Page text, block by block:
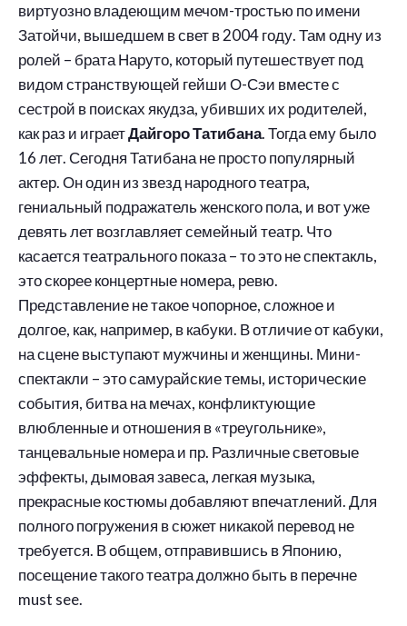
виртуозно владеющим мечом-тростью по имени
Затойчи, вышедшем в свет в 2004 году. Там одну из
ролей – брата Наруто, который путешествует под
видом странствующей гейши О-Сэи вместе с
сестрой в поисках якудза, убивших их родителей,
как раз и играетДайгоро Татибана. Тогда ему было
16 лет. Сегодня Татибана не просто популярный
актер. Он один из звезд народного театра,
гениальный подражатель женского пола, и вот уже
девять лет возглавляет семейный театр. Что
касается театрального показа – то это не спектакль,
это скорее концертные номера, ревю.
Представление не такое чопорное, сложное и
долгое, как, например, в кабуки. В отличие от кабуки,
на сцене выступают мужчины и женщины. Мини-
спектакли – это самурайские темы, исторические
события, битва на мечах, конфликтующие
влюбленные и отношения в «треугольнике»,
танцевальные номера и пр. Различные световые
эффекты, дымовая завеса, легкая музыка,
прекрасные костюмы добавляют впечатлений. Для
полного погружения в сюжет никакой перевод не
требуется. В общем, отправившись в Японию,
посещение такого театра должно быть в перечне
must see.